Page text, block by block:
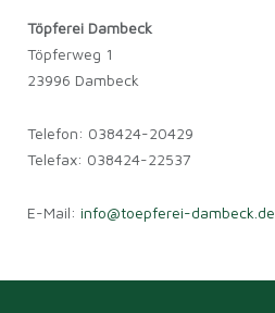
Töpferei Dambeck
Töpferweg 1
23996 Dambeck
Telefon: 038424-20429
Telefax: 038424-22537
E-Mail: info@toepferei-dambeck.de